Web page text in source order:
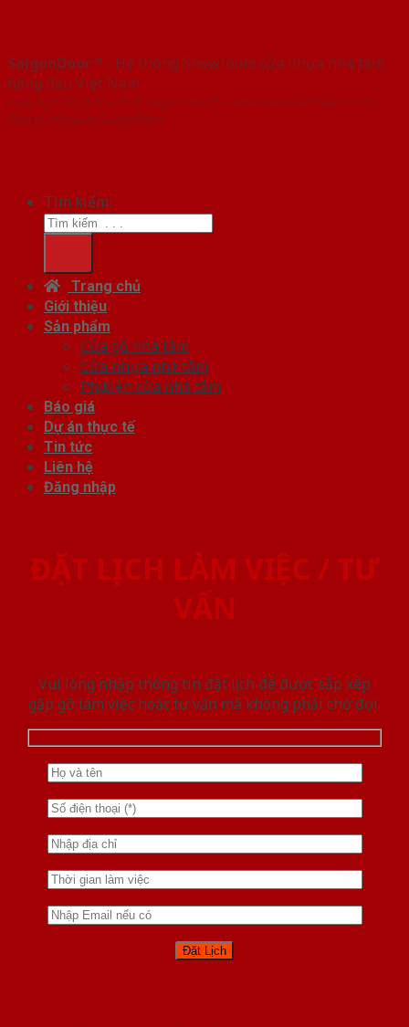
SaigonDoor™ - Hệ thống Showroom cửa nhựa nhà tắm
hàng đầu Việt Nam
Copyright ⓒ 2016 – 2026 SaigonDoor™ - www.cuanhuanhatam.com |
Đơn vị chủ quản SaigonDoor
Tìm kiếm:
Trang chủ
Giới thiệu
Sản phẩm
Cửa gỗ nhà tắm
Cửa nhựa nhà tắm
Phụ kiện cửa nhà tắm
Báo giá
Dự án thực tế
Tin tức
Liên hệ
Đăng nhập
ĐẶT LỊCH LÀM VIỆC / TƯ
VẤN
Vui lòng nhập thông tin đặt lịch để được sắp xếp
gặp gỡ làm việc hoăc tư vấn mà không phải chờ đợi.